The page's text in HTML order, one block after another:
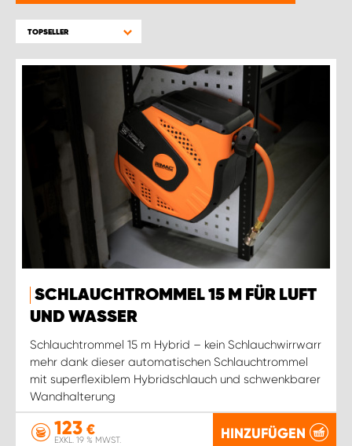
TOPSELLER
SCHLAUCHTROMMEL 15 M FÜR LUFT
UND WASSER
Schlauchtrommel 15 m Hybrid – kein Schlauchwirrwarr
mehr dank dieser automatischen Schlauchtrommel
mit superflexiblem Hybridschlauch und schwenkbarer
Wandhalterung
123 €
EXKL. 19 % MWST. HINZUFÜGEN
WORK SYSTEM GERA
WORK SYSTEM LEIPZIG/HALLE
WORK SYSTEM LUDWIGSHAFEN
WORK SYSTEM MAGDEBURG
WORK SYSTEM MÜNCHEN
WORK SYSTEM OSNABRÜCK
WORK SYSTEM RHEINLAND
WORK SYSTEM ROSTOCK
WORK SYSTEM STUTTGART